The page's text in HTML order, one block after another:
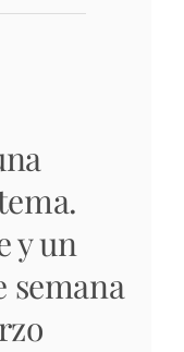
y un
semana